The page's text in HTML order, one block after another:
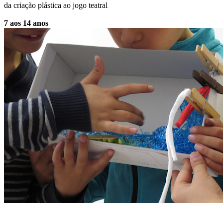
da criação plástica ao jogo teatral
7 aos 14 anos